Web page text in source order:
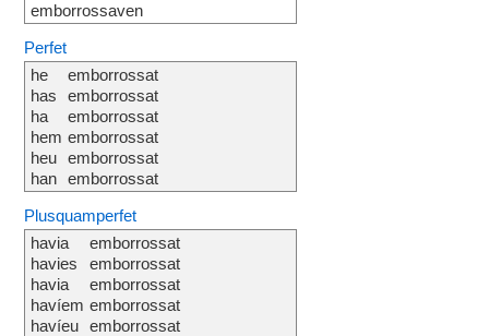
emborrossaven
Perfet
he
has
ha
hem
heu
han
emborrossat
emborrossat
emborrossat
emborrossat
emborrossat
emborrossat
Plusquamperfet
havia
havies
havia
havíem
havíeu
emborrossat
emborrossat
emborrossat
emborrossat
emborrossat